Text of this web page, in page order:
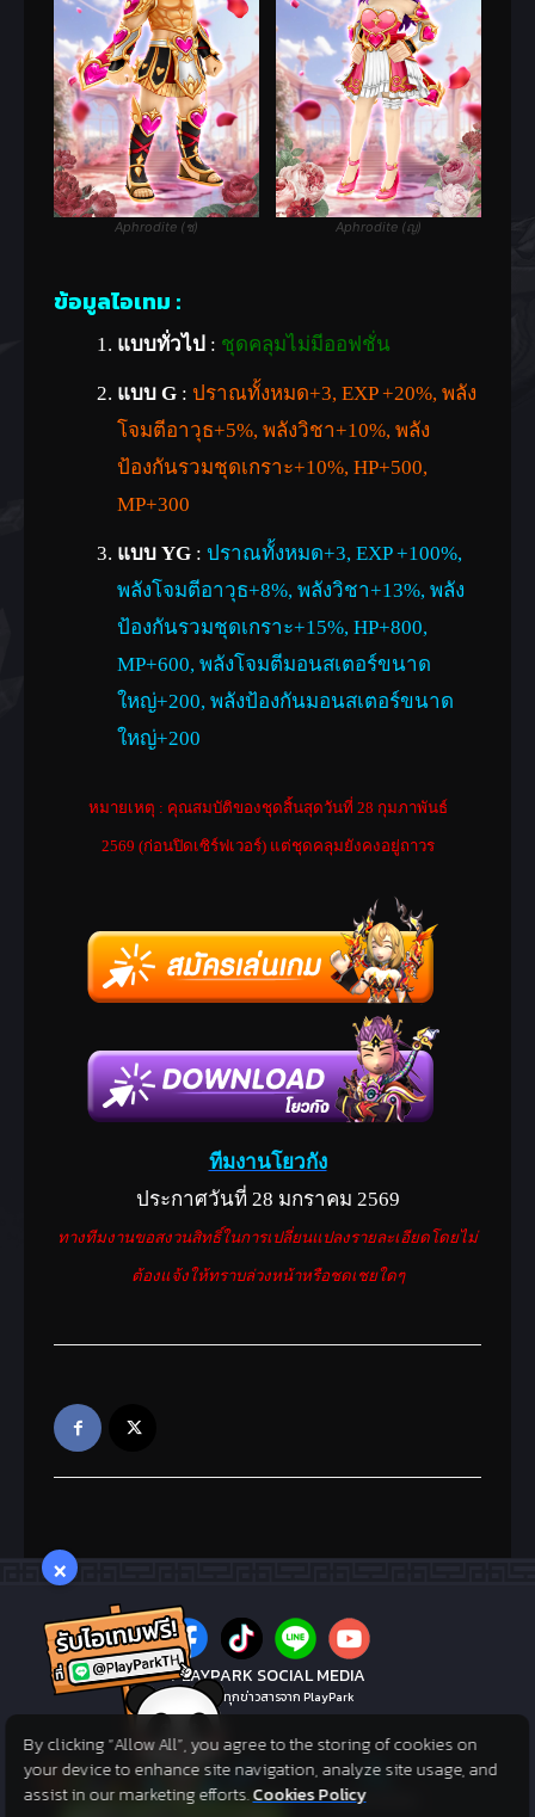
Aphrodite (ช) Aphrodite (ญ)
ข้อมูลไอเทม :
แบบทั่วไป : ชุดคลุมไม่มีออฟชั่น
แบบ G : ปราณทั้งหมด+3, EXP +20%, พลัง
โจมตีอาวุธ+5%, พลังวิชา+10%, พลัง
ป้องกันรวมชุดเกราะ+10%, HP+500,
MP+300
แบบ YG : ปราณทั้งหมด+3, EXP +100%,
พลังโจมตีอาวุธ+8%, พลังวิชา+13%, พลัง
ป้องกันรวมชุดเกราะ+15%, HP+800,
MP+600, พลังโจมตีมอนสเตอร์ขนาด
ใหญ่+200, พลังป้องกันมอนสเตอร์ขนาด
ใหญ่+200
หมายเหตุ : คุณสมบัติของชุดสิ้นสุดวันที่ 28 กุมภาพันธ์
2569 (ก่อนปิดเซิร์ฟเวอร์) แต่ชุดคลุมยังคงอยู่ถาวร
ทีมงานโยวกัง
ประกาศวันที่ 28 มกราคม 2569
ทางทีมงานขอสงวนสิทธิ์ในการเปลี่ยนแปลงรายละเอียดโดยไม่
ต้องแจ้งให้ทราบล่วงหน้าหรือชดเชยใดๆ
PLAYPARK SOCIAL MEDIA
ไม่พลาดทุกข่าวสารจาก PlayPark
By clicking “Allow All”, you agree to the storing of cookies on
your device to enhance site navigation, analyze site usage, and
assist in our marketing efforts.Cookies Policy
×